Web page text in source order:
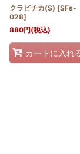
クラビチカ(S) [SFs-
028]
880円(税込)
カートに入れ